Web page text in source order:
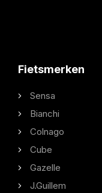
Fietsmerken
Sensa
Bianchi
Colnago
Cube
Gazelle
J.Guillem